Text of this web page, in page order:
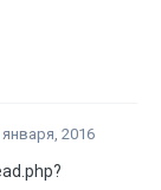
января, 2016